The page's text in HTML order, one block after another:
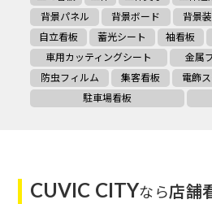
背景パネル
背景ボード 背景
自立看板
蓄光シート 袖看板
車用カッティングシート
金属
防虫フィルム
集客看板 電飾
駐車場看板
CUVIC CITYなら店舗